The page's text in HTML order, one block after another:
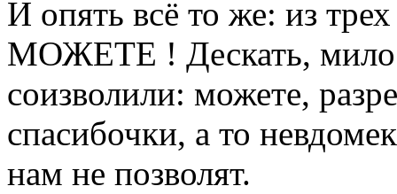
И опять всё то же: из
МОЖЕТЕ ! Дескать,
соизволили: можете,
спасибочки, а то
нам не позволят.